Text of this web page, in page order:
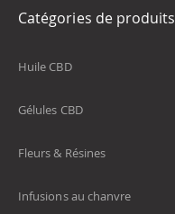
Catégories de produits
Huile CBD
Gélules CBD
Fleurs & Résines
Infusions au chanvre